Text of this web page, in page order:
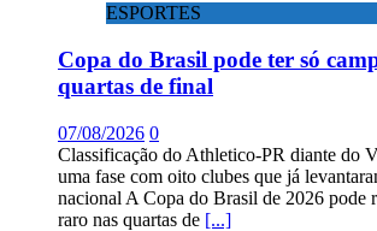
ESPORTES
Copa do Brasil pode ter só
quartas de final
07/08/2026 0
Classificação do Athletico-PR diante do
uma fase com oito clubes que já
nacional A Copa do Brasil de 2026 pode
raro nas quartas de [...]